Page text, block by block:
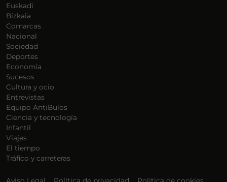
Euskadi
Bizkaia
Comarcas
Nacional
Sociedad
Deportes
Economía
Sucesos
Cultura y ocio
Entrevistas
Equipo AntiBulos
Ciencia y tecnología
Infantil
Viajes
El tiempo
Tráfico y carreteras